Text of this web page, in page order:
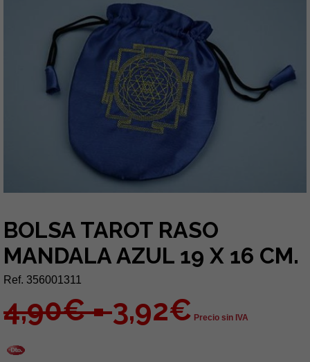
BOLSA TAROT RASO
MANDALA AZUL 19 X 16 CM.
Ref. 356001311
4,90€ =3,92€ Precio sin IVA